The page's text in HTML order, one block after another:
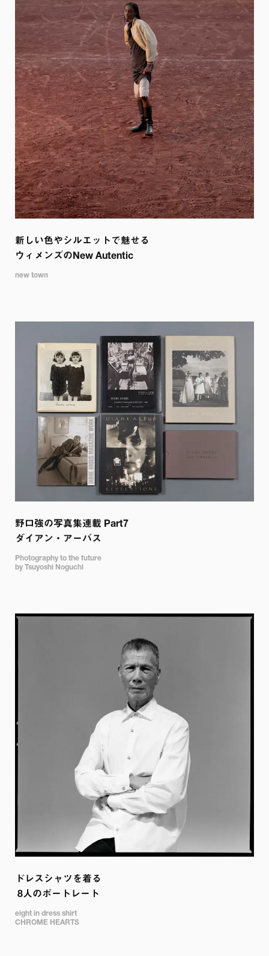
新しい色やシルエットで魅せる
ウィメンズのNew Autentic
new town
野口強の写真集連載 Part7
ダイアン・アーバス
Photography to the future
by Tsuyoshi Noguchi
ドレスシャツを着る
8人のポートレート
eight in dress shirt
CHROME HEARTS